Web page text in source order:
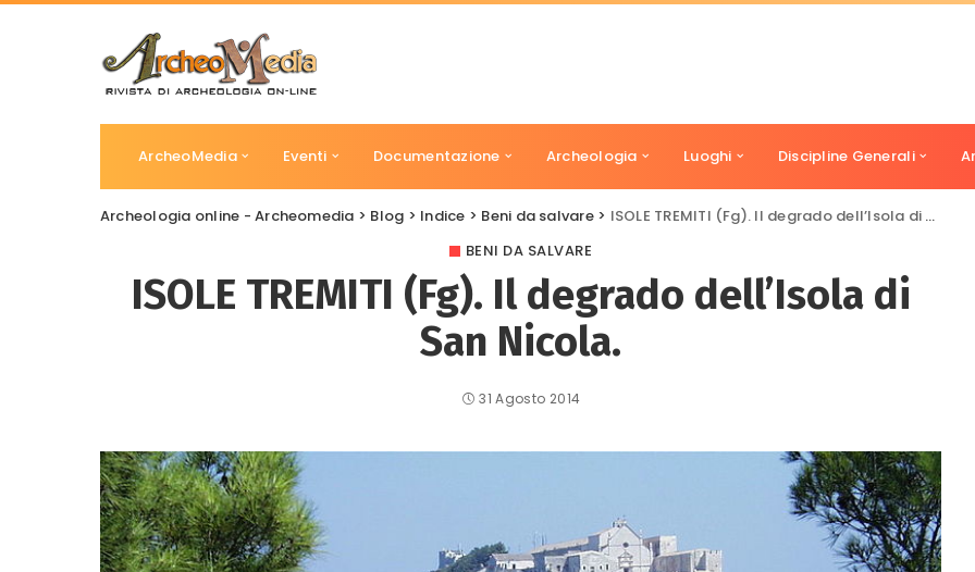
ArcheoMedia Eventi Documentazione Archeologia Luoghi Discipline Generali
Archeologia online - Archeomedia > Blog > Indice > Beni da salvare> ISOLE TREMITI (Fg). Il degrado dell’Isola di San Nicola.
BENI DA SALVARE
ISOLE TREMITI (Fg). Il degrado dell’Isola di
San Nicola.
31 Agosto 2014